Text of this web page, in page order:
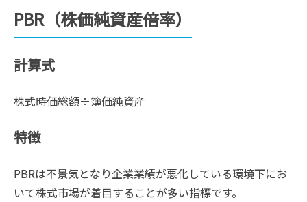
PBR（株価純資産倍率）
計算式
株式時価総額÷簿価純資産
特徴
PBRは不景気となり企業業績が悪化している環境下にお
いて株式市場が着目することが多い指標です。